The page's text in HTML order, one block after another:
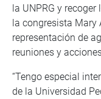
la UNPRG y
la congresista Mary
representación de
reuniones y
“Tengo especial
de la Universidad